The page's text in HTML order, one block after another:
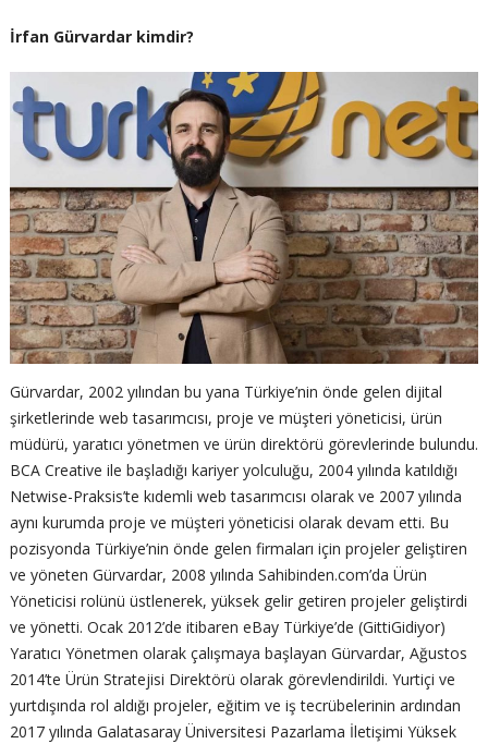
İrfan Gürvardar kimdir?
Gürvardar, 2002 yılından bu yana Türkiye’nin önde gelen dijital
şirketlerinde web tasarımcısı, proje ve müşteri yöneticisi, ürün
müdürü, yaratıcı yönetmen ve ürün direktörü görevlerinde bulundu.
BCA Creative ile başladığı kariyer yolculuğu, 2004 yılında katıldığı
Netwise-Praksis’te kıdemli web tasarımcısı olarak ve 2007 yılında
aynı kurumda proje ve müşteri yöneticisi olarak devam etti. Bu
pozisyonda Türkiye’nin önde gelen firmaları için projeler geliştiren
ve yöneten Gürvardar, 2008 yılında Sahibinden.com’da Ürün
Yöneticisi rolünü üstlenerek, yüksek gelir getiren projeler geliştirdi
ve yönetti. Ocak 2012’de itibaren eBay Türkiye’de (GittiGidiyor)
Yaratıcı Yönetmen olarak çalışmaya başlayan Gürvardar, Ağustos
2014’te Ürün Stratejisi Direktörü olarak görevlendirildi. Yurtiçi ve
yurtdışında rol aldığı projeler, eğitim ve iş tecrübelerinin ardından
2017 yılında Galatasaray Üniversitesi Pazarlama İletişimi Yüksek